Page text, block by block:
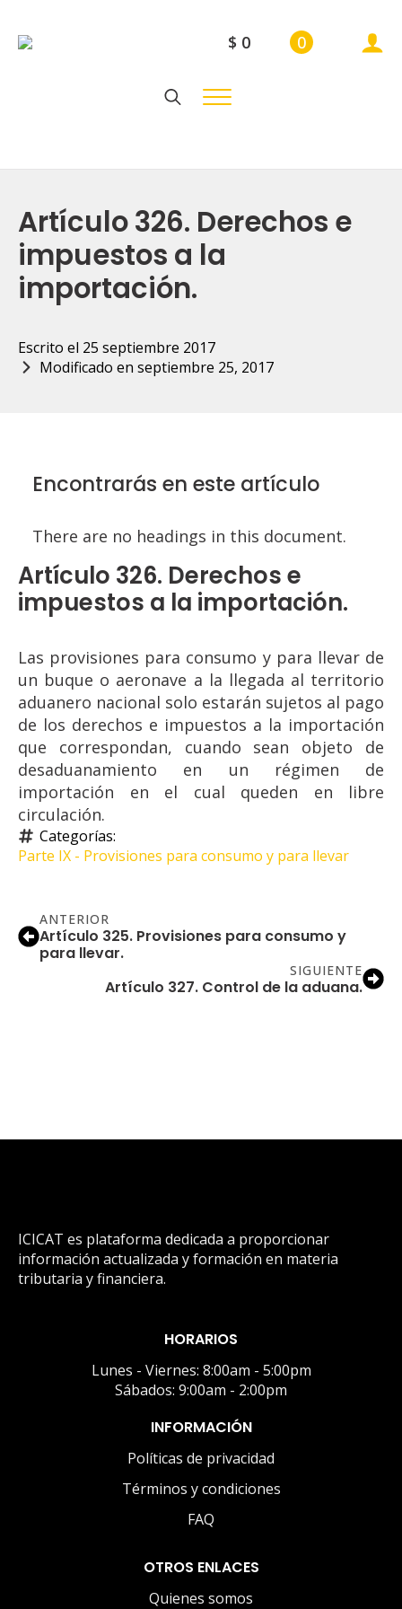
$ 0 0
Artículo 326. Derechos e
impuestos a la
importación.
Escrito el 25 septiembre 2017
Modificado en septiembre 25, 2017
Encontrarás en este artículo
There are no headings in this document.
Artículo 326. Derechos e
impuestos a la importación.
Las provisiones para consumo y para llevar de
un buque o aeronave a la llegada al territorio
aduanero nacional solo estarán sujetos al pago
de los derechos e impuestos a la importación
que correspondan, cuando sean objeto de
desaduanamiento en un régimen de
importación en el cual queden en libre
circulación.
Categorías:
Parte IX - Provisiones para consumo y para llevar
ANTERIOR
Artículo 325. Provisiones para consumo y
para llevar.
SIGUIENTE
Artículo 327. Control de la aduana.
ICICAT es plataforma dedicada a proporcionar
información actualizada y formación en materia
tributaria y financiera.
HORARIOS
Lunes - Viernes: 8:00am - 5:00pm
Sábados: 9:00am - 2:00pm
INFORMACIÓN
Políticas de privacidad
Términos y condiciones
FAQ
OTROS ENLACES
Quienes somos